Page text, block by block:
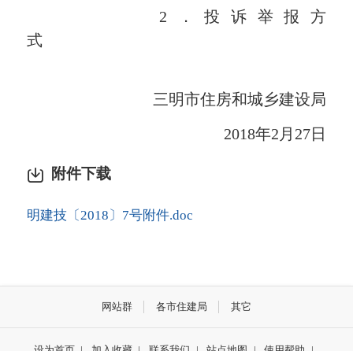
2．投诉举报方
三明市住房和城乡建设局
2018年2月27日
附件下载
明建技〔2018〕7号附件.doc
网站群 各市住建局 其它